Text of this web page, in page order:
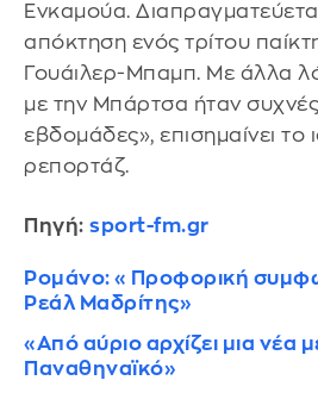
Ενκαμούα.
απόκτηση ενός τρίτου
Γουάιλερ-Μπαμπ. Με άλλα
με την Μπάρτσα ήταν συχνές
εβδομάδες», επισημαίνει το
ρεπορτάζ.
Πηγή: sport-fm.gr
Ρομάνο: «Προφορική
Ρεάλ Μαδρίτης»
«Από αύριο αρχίζει μια νέα
Παναθηναϊκό»